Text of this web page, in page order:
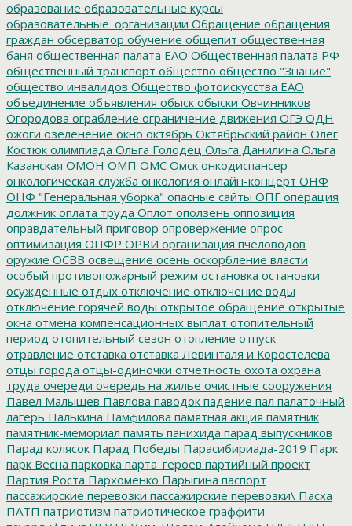
образование образовательные курсы
образовательные_организации Обращение обращения
граждан обсерватор обучение общепит общественная
баня общественная палата ЕАО Общественная палата РФ
общественный транспорт общество общество "Знание"
общество инвалидов Общество фотоискусства ЕАО
объединение объявления обыск обыски Овчинников
Огородова ограбление ограничение движения ОГЭ ОДН
ожоги озеленение окно октябрь Октябрьский район Олег
Костюк олимпиада Ольга Голодец Ольга Данилина Ольга
Казанская ОМОН ОМП ОМС Омск онкодиспансер
онкологическая служба онкология онлайн-концерт ОНФ
ОНФ "Генеральная уборка" опасные сайты ОПГ операция
должник оплата труда Оплот оползень оппозиция
оправдательный приговор опровержение опрос
оптимизация ОПФР ОРВИ организация пчеловодов
оружие ОСВВ освещение осень оскорбление власти
особый противопожарный режим остановка остановки
осужденные отдых отключение отключение воды
отключение горячей воды открытое обращение открытые
окна отмена компенсационных выплат отопительный
период отопительный сезон отопление отпуск
отравление отставка отставка Левинталя и Коростелёва
отцы города отцы-одиночки отчетность охота охрана
труда очереди очередь на жилье очистные сооружения
Павел Малышев Павлова паводок падение пал палаточный
лагерь Палькина Памфилова памятная акция памятник
памятник-мемориал память панихида парад выпускников
Парад колясок Парад Победы Парасибириада-2019 Парк
парк Весна парковка парта_героев партийный проект
Партия Роста Пархоменко Парыгина паспорт
пассажирские перевозки пассажирские перевозки\ Пасха
ПАТП патриотизм патриотическое граффити